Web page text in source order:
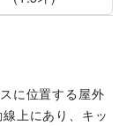
に位置する屋外
上にあり、キッ